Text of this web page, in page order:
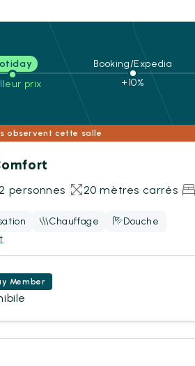
prix
Booking/Expedia
+10%
observent cette salle
personnes 20 mètres carrés
Chauffage
Douche
Member